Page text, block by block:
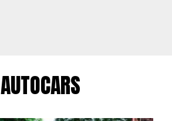
AUTOCARS